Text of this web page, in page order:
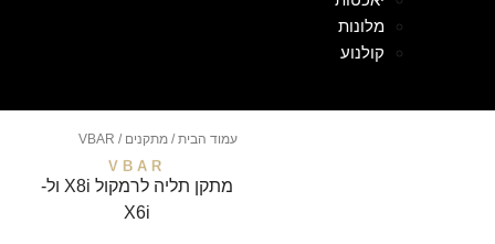
מלונות
קולנוע
עמוד הבית/מתקנים / VBAR
VBAR
מתקן תליה לרמקול X8i ול-
X6i